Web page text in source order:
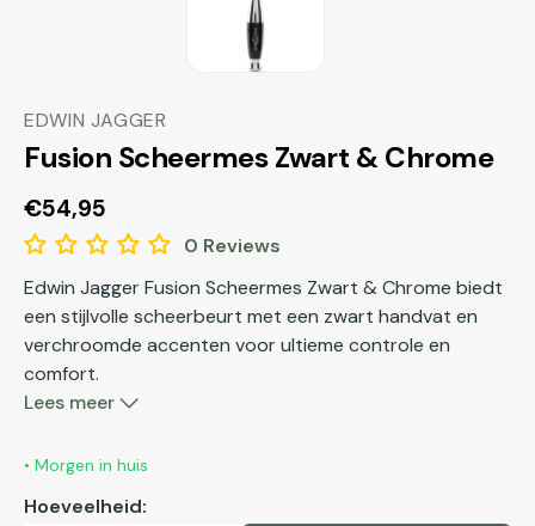
EDWIN JAGGER
Fusion Scheermes Zwart & Chrome
Normale
prijs
€54,95
0 Reviews
Edwin Jagger Fusion Scheermes Zwart & Chrome biedt
een stijlvolle scheerbeurt met een zwart handvat en
verchroomde accenten voor ultieme controle en
comfort.
Lees meer
• Morgen in huis
Hoeveelheid: